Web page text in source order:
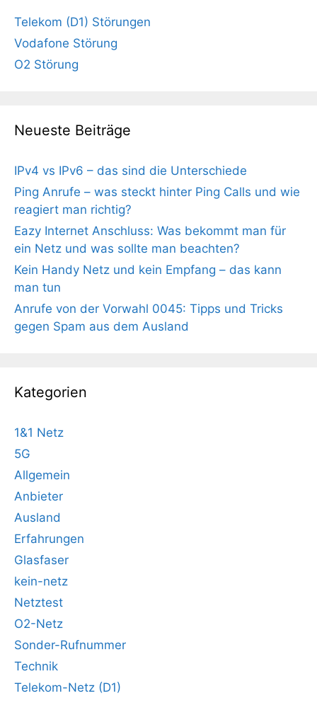
Telekom (D1) Störungen
Vodafone Störung
O2 Störung
Neueste Beiträge
IPv4 vs IPv6 – das sind die Unterschiede
Ping Anrufe – was steckt hinter Ping Calls und wie
reagiert man richtig?
Eazy Internet Anschluss: Was bekommt man für
ein Netz und was sollte man beachten?
Kein Handy Netz und kein Empfang – das kann
man tun
Anrufe von der Vorwahl 0045: Tipps und Tricks
gegen Spam aus dem Ausland
Kategorien
1&1 Netz
5G
Allgemein
Anbieter
Ausland
Erfahrungen
Glasfaser
kein-netz
Netztest
O2-Netz
Sonder-Rufnummer
Technik
Telekom-Netz (D1)